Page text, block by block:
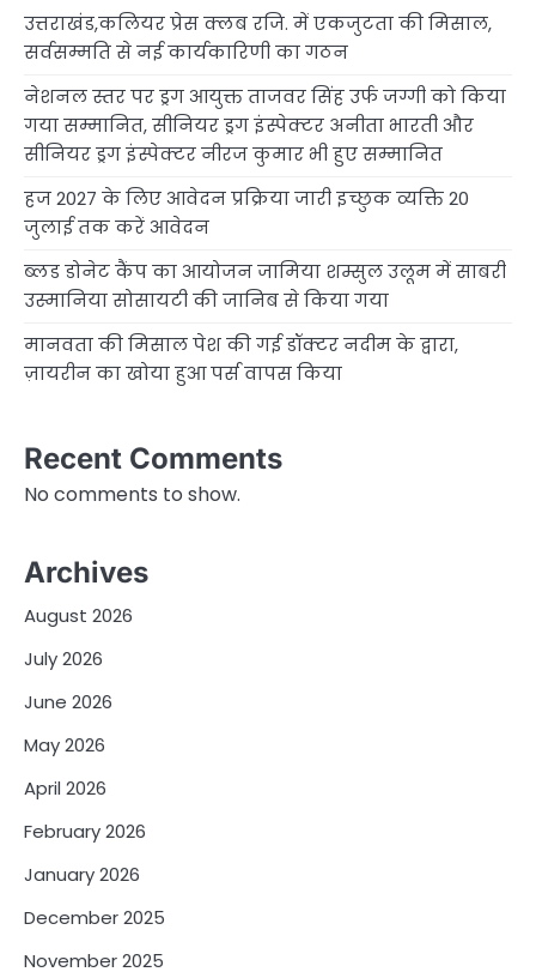
उत्तराखंड,कलियर प्रेस क्लब रजि. में एकजुटता की मिसाल,
सर्वसम्मति से नई कार्यकारिणी का गठन
नेशनल स्तर पर ड्रग आयुक्त ताजवर सिंह उर्फ जग्गी को किया
गया सम्मानित, सीनियर ड्रग इंस्पेक्टर अनीता भारती और
सीनियर ड्रग इंस्पेक्टर नीरज कुमार भी हुए सम्मानित
हज 2027 के लिए आवेदन प्रक्रिया जारी इच्छुक व्यक्ति 20
जुलाई तक करें आवेदन
ब्लड डोनेट कैंप का आयोजन जामिया शम्सुल उलूम में साबरी
उस्मानिया सोसायटी की जानिब से किया गया
मानवता की मिसाल पेश की गई डॉक्टर नदीम के द्वारा,
ज़ायरीन का खोया हुआ पर्स वापस किया
Recent Comments
No comments to show.
Archives
August 2026
July 2026
June 2026
May 2026
April 2026
February 2026
January 2026
December 2025
November 2025